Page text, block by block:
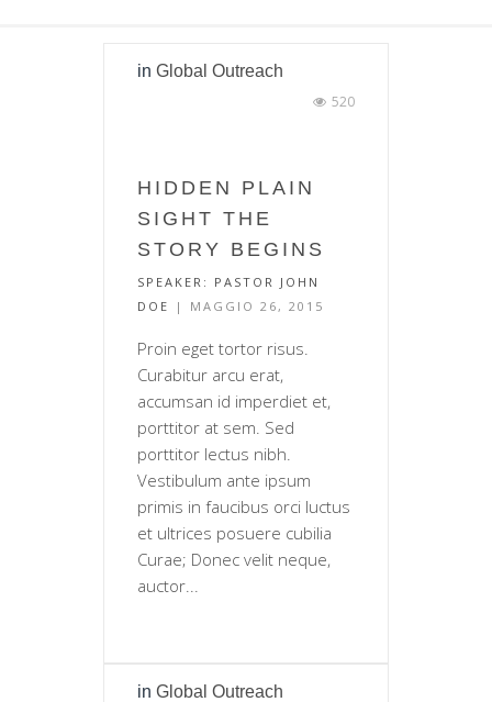
in Global Outreach
520
HIDDEN PLAIN
SIGHT THE
STORY BEGINS
SPEAKER: PASTOR JOHN
DOE
| MAGGIO 26, 2015
Proin eget tortor risus.
Curabitur arcu erat,
accumsan id imperdiet et,
porttitor at sem. Sed
porttitor lectus nibh.
Vestibulum ante ipsum
primis in faucibus orci luctus
et ultrices posuere cubilia
Curae; Donec velit neque,
auctor...
in Global Outreach